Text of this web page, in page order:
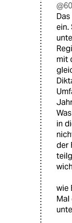
ein.
mit
in
der
wie
Mal